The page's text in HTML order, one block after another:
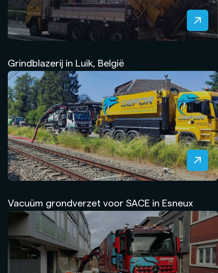
Grindblazerij in Luik, België
Vacuüm grondverzet voor SACE in Esneux